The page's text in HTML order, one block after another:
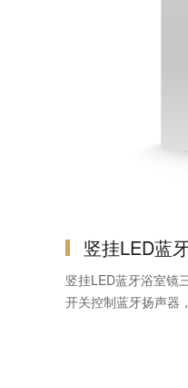
竖挂LED蓝
竖挂LED蓝牙浴室镜
开关控制蓝牙扬声器